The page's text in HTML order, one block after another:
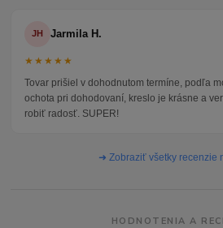
JH Jarmila H.
★★★★★
Tovar prišiel v dohodnutom termíne, podľa
ochota pri dohodovaní, kreslo je krásne a
robiť radosť. SUPER!
➜ Zobraziť všetky recenzie
HODNOTENIA A